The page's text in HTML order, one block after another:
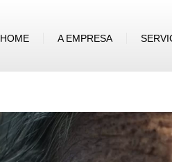
HOME A EMPRESA